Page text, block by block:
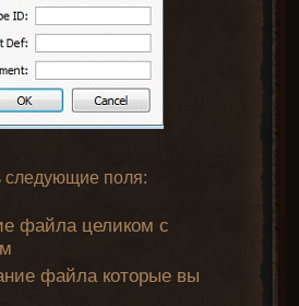
следующие поля:
файла целиком с
файла которые вы